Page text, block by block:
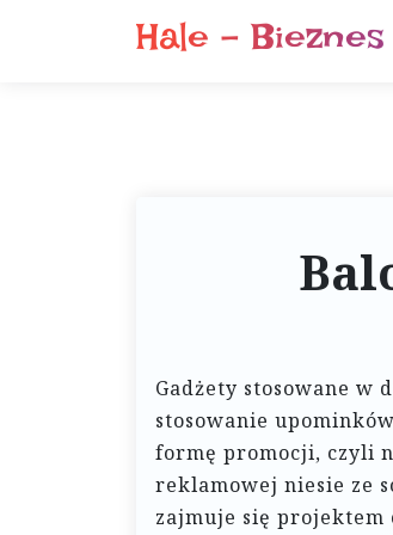
Hale –
Gadżety stosowane w
stosowanie
formę promocji, czyli
reklamowej niesie ze
zajmuje się projektem